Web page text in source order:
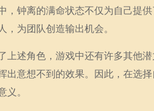
，钟离的满命状态不仅为自己提
，为团队创造输出机会。
上述角色，游戏中还有许多其他
出意想不到的效果。因此，在选
义。